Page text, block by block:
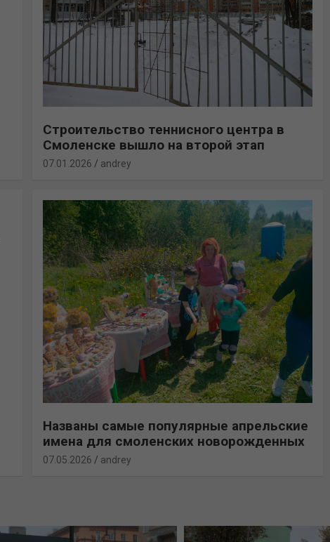
Строительство теннисного центра в
Смоленске вышло на второй этап
07.01.2026 andrey
Названы самые популярные апрельские
имена для смоленских новорожденных
07.05.2026 andrey